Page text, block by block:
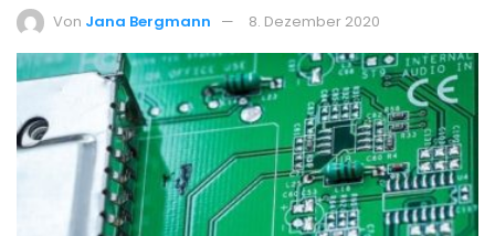
Von Jana Bergmann 8. Dezember 2020